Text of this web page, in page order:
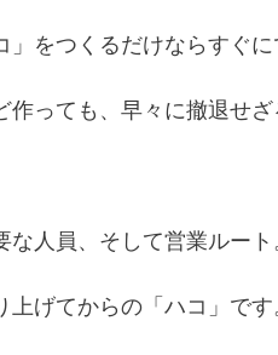
をつくるだけならすぐに
作っても、早々に撤退せざ
人員、そして営業ルート
げてからの「ハコ」です